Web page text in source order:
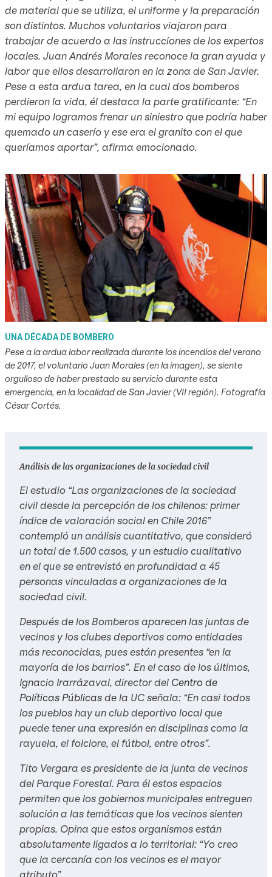
de material que se utiliza, el uniforme y la preparación
son distintos. Muchos voluntarios viajaron para
trabajar de acuerdo a las instrucciones de los expertos
locales. Juan Andrés Morales reconoce la gran ayuda y
labor que ellos desarrollaron en la zona de San Javier.
Pese a esta ardua tarea, en la cual dos bomberos
perdieron la vida, él destaca la parte gratificante: “En
mi equipo logramos frenar un siniestro que podría haber
quemado un caserío y ese era el granito con el que
queríamos aportar”, afirma emocionado.
UNA DÉCADA DE BOMBERO
Pese a la ardua labor realizada durante los incendios del verano
de 2017, el voluntario Juan Morales (en la imagen), se siente
orgulloso de haber prestado su servicio durante esta
emergencia, en la localidad de San Javier (VII región). Fotografía
César Cortés.
Análisis de las organizaciones de la sociedad civil
El estudio “Las organizaciones de la sociedad
civil desde la percepción de los chilenos: primer
índice de valoración social en Chile 2016”
contempló un análisis cuantitativo, que consideró
un total de 1.500 casos, y un estudio cualitativo
en el que se entrevistó en profundidad a 45
personas vinculadas a organizaciones de la
sociedad civil.
Después de los Bomberos aparecen las juntas de
vecinos y los clubes deportivos como entidades
más reconocidas, pues están presentes “en la
mayoría de los barrios”. En el caso de los últimos,
Ignacio Irarrázaval, director del Centro de
Políticas Públicasde la UC señala: “En casi todos
los pueblos hay un club deportivo local que
puede tener una expresión en disciplinas como la
rayuela, el folclore, el fútbol, entre otros”.
Tito Vergara es presidente de la junta de vecinos
del Parque Forestal. Para él estos espacios
permiten que los gobiernos municipales entreguen
solución a las temáticas que los vecinos sienten
propias. Opina que estos organismos están
absolutamente ligados a lo territorial: “Yo creo
que la cercanía con los vecinos es el mayor
atributo”.